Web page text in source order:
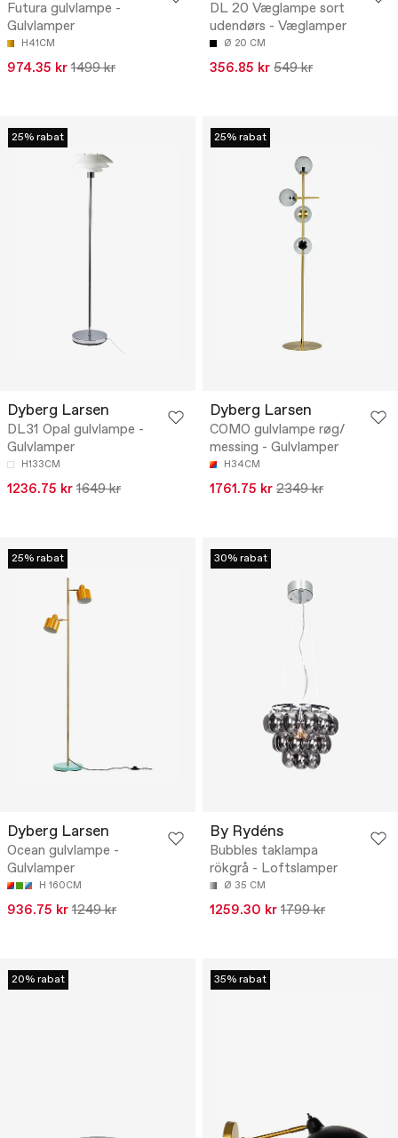
Futura gulvlampe -
Gulvlamper
H41CM
974.35 kr 1499 kr
DL 20 Væglampe sort
udendørs - Væglamper
Ø 20 CM
356.85 kr 549 kr
25% rabat
Dyberg Larsen
DL31 Opal gulvlampe -
Gulvlamper
H133CM
1236.75 kr 1649 kr
25% rabat
Dyberg Larsen
COMO gulvlampe røg/
messing - Gulvlamper
H34CM
1761.75 kr 2349 kr
25% rabat
Dyberg Larsen
Ocean gulvlampe -
Gulvlamper
H 160CM
936.75 kr 1249 kr
30% rabat
By Rydéns
Bubbles taklampa
rökgrå - Loftslamper
Ø 35 CM
1259.30 kr 1799 kr
20% rabat 35% rabat